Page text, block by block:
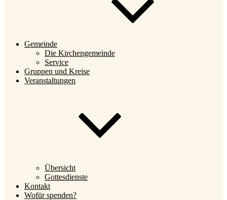
Gemeinde
Die Kirchengemeinde
Service
Gruppen und Kreise
Veranstaltungen
Übersicht
Gottesdienste
Kontakt
Wofür spenden?